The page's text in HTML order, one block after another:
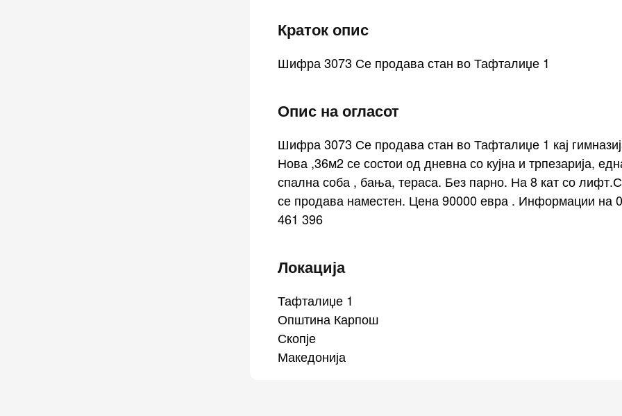
Краток опис
Шифра 3073 Се продава стан во Тафталиџе 1
Опис на огласот
Шифра 3073 Се продава стан во Тафталиџе 1 кај
Нова ,36м2 се состои од дневна со кујна и трпезарија,
спална соба , бања, тераса. Без парно. На 8 кат со
се продава наместен. Цена 90000 евра . Информации на
461 396
Локација
Тафталиџе 1
Општина Карпош
Скопје
Македонија